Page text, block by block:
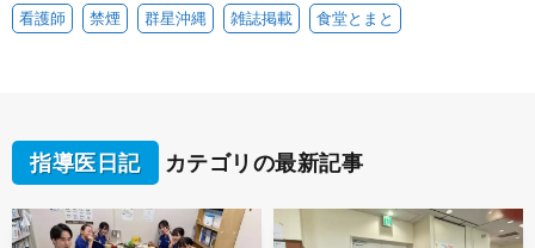
看護師 禁煙 群星沖縄 雑誌掲載 食堂とまと
指導医日記 カテゴリの最新記事